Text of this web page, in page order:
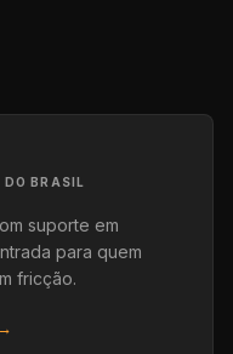
BRASIL
suporte em
para quem
fricção.
→